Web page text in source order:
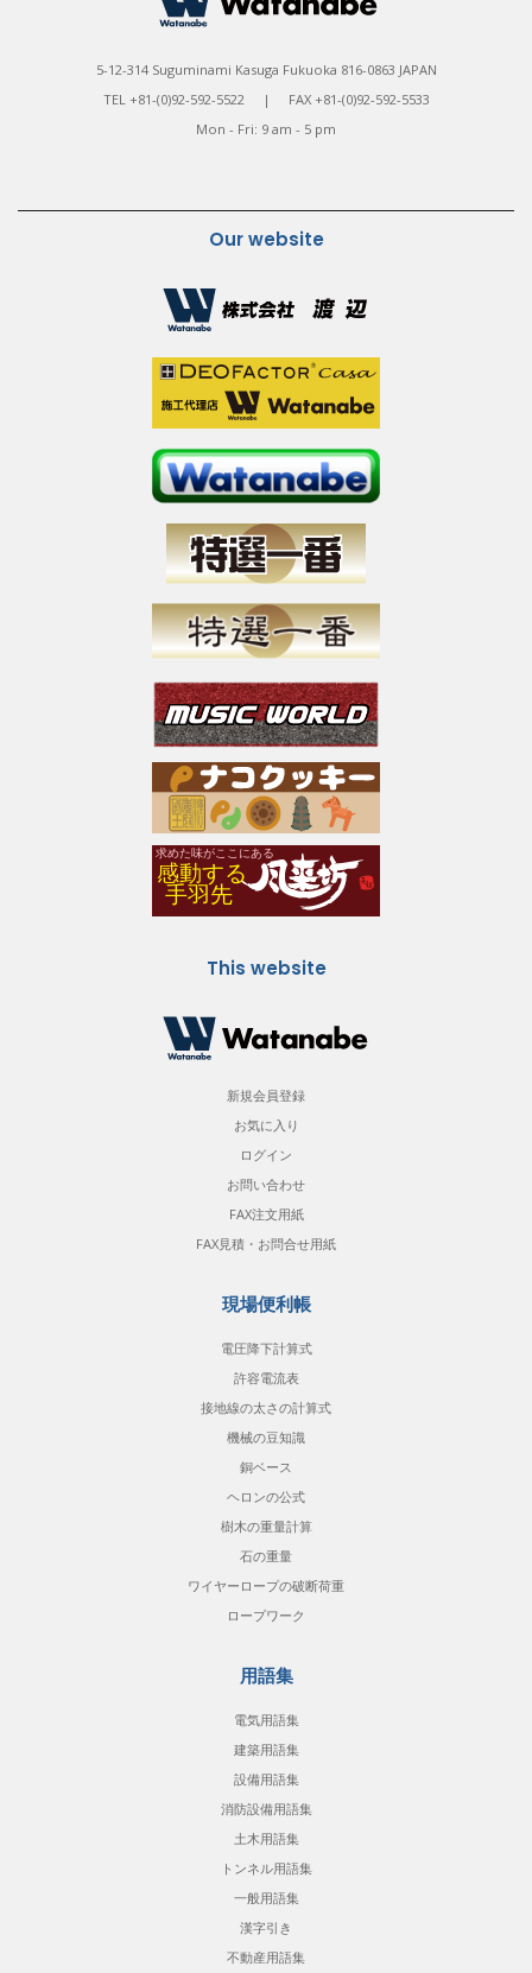
5-12-314 Suguminami Kasuga Fukuoka 816-0863 JAPAN
TEL +81-(0)92-592-5522 | FAX +81-(0)92-592-5533
Mon - Fri: 9 am - 5 pm
Our website
This website
新規会員登録
お気に入り
ログイン
お問い合わせ
FAX注文用紙
FAX見積・お問合せ用紙
現場便利帳
電圧降下計算式
許容電流表
接地線の太さの計算式
機械の豆知識
銅ベース
ヘロンの公式
樹木の重量計算
石の重量
ワイヤーロープの破断荷重
ロープワーク
用語集
電気用語集
建築用語集
設備用語集
消防設備用語集
土木用語集
トンネル用語集
一般用語集
漢字引き
不動産用語集